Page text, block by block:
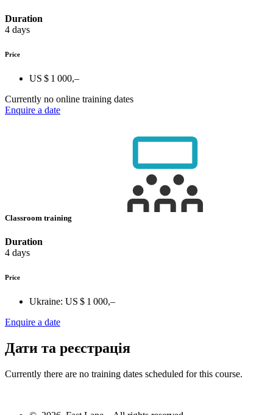
Duration
4 days
Price
US $ 1 000,–
Currently no online training dates
Enquire a date
Classroom training
Duration
4 days
Price
Ukraine: US $ 1 000,–
Enquire a date
Дати та реєстрація
Currently there are no training dates scheduled for this course.